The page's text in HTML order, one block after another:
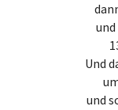
Und
und